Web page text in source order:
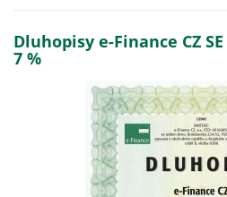
Dluhopisy e-Finance CZ
7 %